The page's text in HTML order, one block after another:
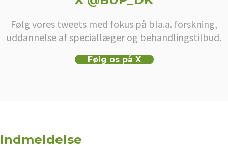
Følg vores tweets med fokus på bla.a. forskning,
uddannelse af speciallæger og behandlingstilbud.
Følg os på X
Indmeldelse